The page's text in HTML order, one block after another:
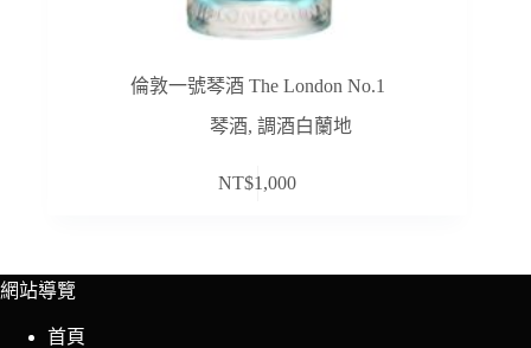
倫敦一號琴酒 The London No.1
琴酒,調酒白蘭地
NT$1,000
網站導覽
首頁